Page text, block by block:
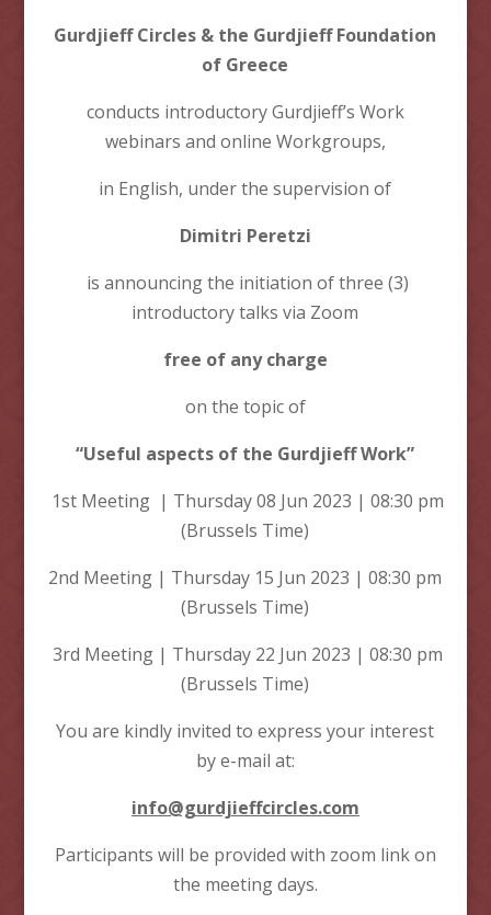
Gurdjieff Circles & the Gurdjieff Foundation
of Greece
conducts introductory Gurdjieff’s Work
webinars and online Workgroups,
in English, under the supervision of
Dimitri Peretzi
is announcing the initiation of three (3)
introductory talks via Zoom
free of any charge
on the topic of
“Useful aspects of the Gurdjieff Work”
1st Meeting | Thursday 08 Jun 2023 | 08:30 pm
(Brussels Time)
2nd Meeting | Thursday 15 Jun 2023 | 08:30 pm
(Brussels Time)
3rd Meeting | Thursday 22 Jun 2023 | 08:30 pm
(Brussels Time)
You are kindly invited to express your interest
by e-mail at:
info@gurdjieffcircles.com
Participants will be provided with zoom link on
the meeting days.